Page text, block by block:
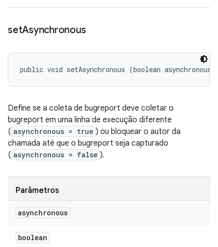
setAsynchronous
public void setAsynchronous (boolean asynchronous)
Define se a coleta de bugreport deve coletar o
bugreport em uma linha de execução diferente
( asynchronous = true ) ou bloquear o autor da
chamada até que o bugreport seja capturado
( asynchronous = false ).
Parâmetros
asynchronous
boolean